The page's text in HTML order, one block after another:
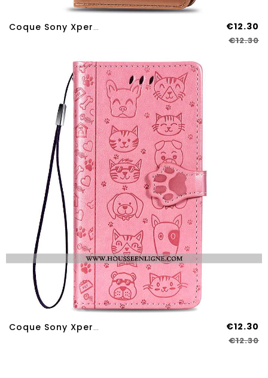
Coque Sony Xperia L4 Protection Ornements Suspendus Fluide Doux Étui Portefeuille Clamshell Khaki €12.30
€12.30
Coque Sony Xperia L4 Dessin Animé Charmant Étui Incassable Ornements Suspendus Fluide Doux Cuir Rose €12.30
€12.30